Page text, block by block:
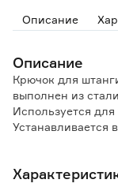
Описание
Описание
Крючок для
выполнен из
Используется
Устанавливается
Обратите